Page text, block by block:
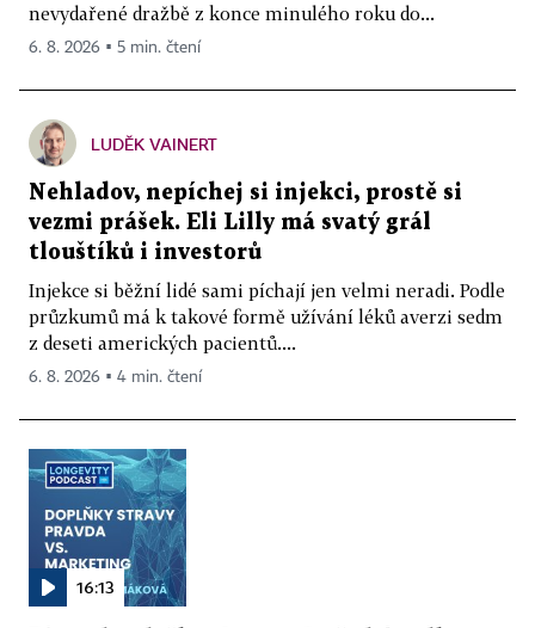
nevydařené dražbě z konce minulého roku do...
6. 8. 2026 ▪ 5 min. čtení
LUDĚK VAINERT
Nehladov, nepíchej si injekci, prostě si
vezmi prášek. Eli Lilly má svatý grál
tlouštíků i investorů
Injekce si běžní lidé sami píchají jen velmi neradi. Podle
průzkumů má k takové formě užívání léků averzi sedm
z deseti amerických pacientů....
6. 8. 2026 ▪ 4 min. čtení
16:13